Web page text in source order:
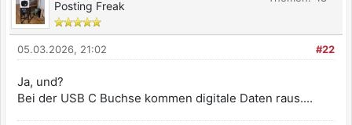
Posting Freak
#22
05.03.2026, 21:02
Ja, und?
Bei der USB C Buchse kommen digitale Daten raus....